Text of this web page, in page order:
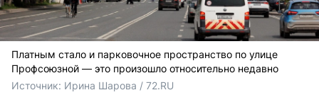
Платным стало и парковочное пространство по улице
Профсоюзной — это произошло относительно недавно
Источник: Ирина Шарова / 72.RU